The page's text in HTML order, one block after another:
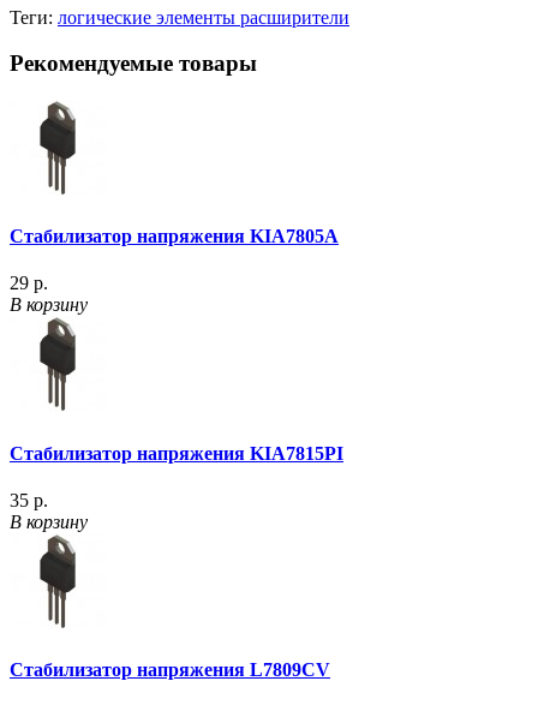
Теги: логические элементы расширители
Рекомендуемые товары
Стабилизатор напряжения KIA7805A
29 р.
В корзину
Стабилизатор напряжения KIA7815PI
35 р.
В корзину
Стабилизатор напряжения L7809CV